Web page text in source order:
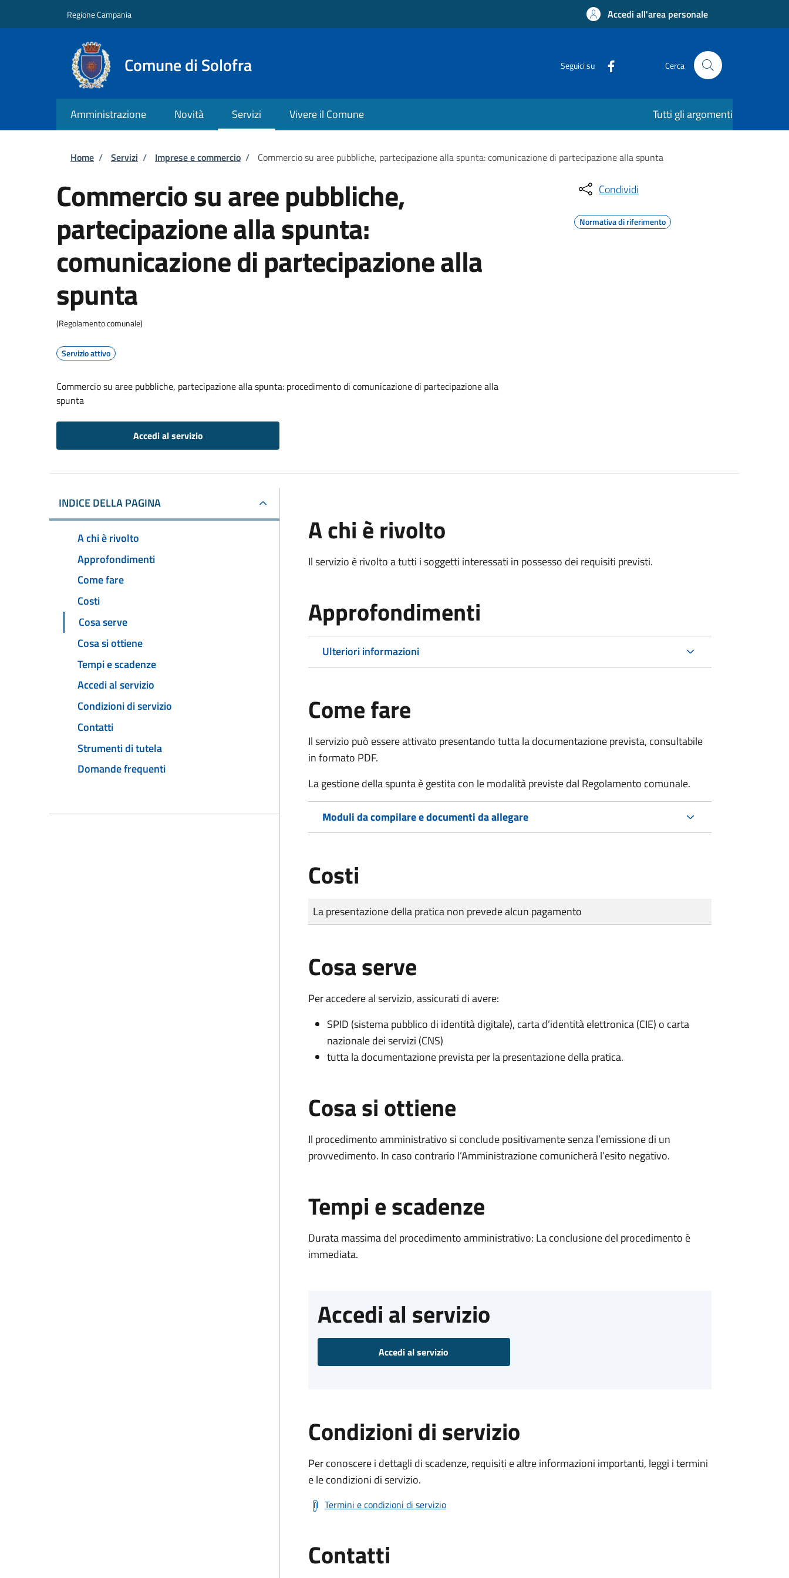
Regione Campania Accedi all'area personale
Comune di Solofra Seguici su Cerca
Amministrazione Novità Servizi Vivere il Comune Tutti gli argomenti
Briciole di pane
Home / Servizi / Imprese e commercio / Commercio su aree pubbliche, partecipazione alla spunta: comunicazione di partecipazione alla spunta
Commercio su aree pubbliche,
partecipazione alla spunta:
comunicazione di partecipazione alla
spunta
(Regolamento comunale)
Servizio attivo
Commercio su aree pubbliche, partecipazione alla spunta: procedimento di comunicazione di partecipazione alla
spunta
Accedi al servizio
Condividi
Normativa di riferimento
INDICE DELLA PAGINA
A chi è rivolto
Approfondimenti
Come fare
Costi
Cosa serve
Cosa si ottiene
Tempi e scadenze
Accedi al servizio
Condizioni di servizio
Contatti
Strumenti di tutela
Domande frequenti
A chi è rivolto
Il servizio è rivolto a tutti i soggetti interessati in possesso dei requisiti previsti.
Approfondimenti
Ulteriori informazioni
Come fare
Il servizio può essere attivato presentando tutta la documentazione prevista, consultabile
in formato PDF.
La gestione della spunta è gestita con le modalità previste dal Regolamento comunale.
Moduli da compilare e documenti da allegare
Costi
Tipo di pagamento
Importo
La presentazione della pratica non prevede alcun pagamento
Cosa serve
Per accedere al servizio, assicurati di avere:
SPID (sistema pubblico di identità digitale), carta d’identità elettronica (CIE) o carta
nazionale dei servizi (CNS)
tutta la documentazione prevista per la presentazione della pratica.
Cosa si ottiene
Il procedimento amministrativo si conclude positivamente senza l’emissione di un
provvedimento. In caso contrario l’Amministrazione comunicherà l’esito negativo.
Tempi e scadenze
Durata massima del procedimento amministrativo: La conclusione del procedimento è
immediata.
Accedi al servizio
Accedi al servizio
Condizioni di servizio
Per conoscere i dettagli di scadenze, requisiti e altre informazioni importanti, leggi i termini
e le condizioni di servizio.
Termini e condizioni di servizio
Contatti